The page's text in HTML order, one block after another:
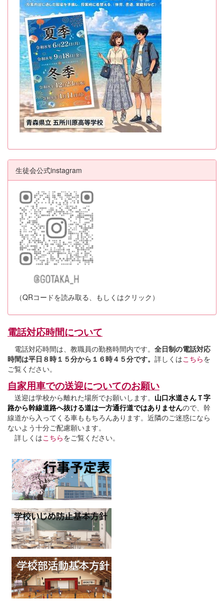
生徒会公式instagram
（QRコードを読み取る、もしくはクリック）
電話対応時間について
電話対応時間は、教職員の勤務時間内です。 全日制の電話対応
時間は平日８時１５分から１６時４５分です。 詳しくはこちらを
ご覧ください。
自家用車での送迎についてのお願い
送迎は学校から離れた場所でお願いします。 山口水道さんＴ字
路から幹線道路へ抜ける道は一方通行道ではありませんので、幹
線道から入ってくる車ももちろんあります。近隣のご迷惑になら
ないよう十分ご配慮願います。
詳しくはこちらをご覧ください。